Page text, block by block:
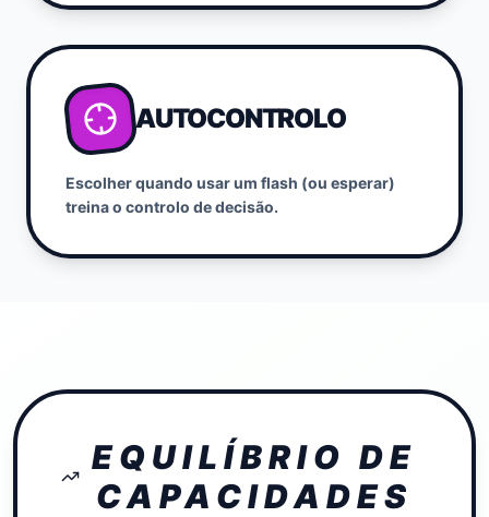
AUTOCONTROLO
Escolher quando usar um flash (ou esperar)
treina o controlo de decisão.
EQUILÍBRIO DE
CAPACIDADES